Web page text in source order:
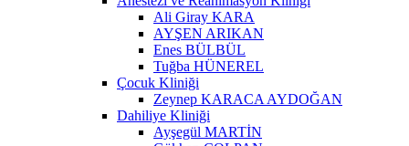
Ali Giray KARA
AYŞEN ARIKAN
Enes BÜLBÜL
Tuğba HÜNEREL
Çocuk Kliniği
Zeynep KARACA AYDOĞAN
Dahiliye Kliniği
Ayşegül MARTİN